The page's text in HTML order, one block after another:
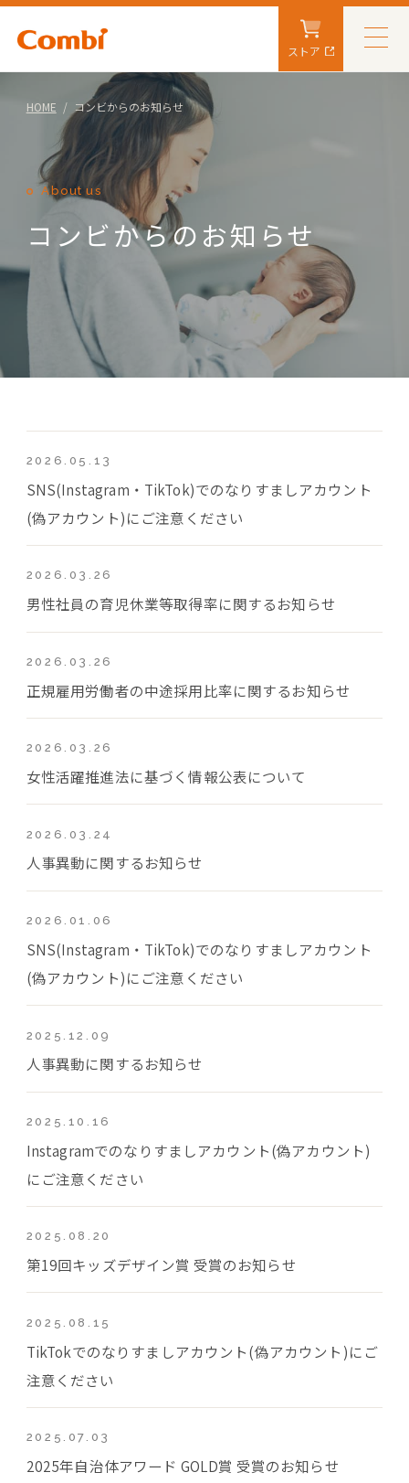
ストア
HOME コンビからのお知らせ
About us
コンビからのお知らせ
2026.05.13
SNS(Instagram・TikTok)でのなりすましアカウント
(偽アカウント)にご注意ください
2026.03.26
男性社員の育児休業等取得率に関するお知らせ
2026.03.26
正規雇用労働者の中途採用比率に関するお知らせ
2026.03.26
女性活躍推進法に基づく情報公表について
2026.03.24
人事異動に関するお知らせ
2026.01.06
SNS(Instagram・TikTok)でのなりすましアカウント
(偽アカウント)にご注意ください
2025.12.09
人事異動に関するお知らせ
2025.10.16
Instagramでのなりすましアカウント(偽アカウント)
にご注意ください
2025.08.20
第19回キッズデザイン賞 受賞のお知らせ
2025.08.15
TikTokでのなりすましアカウント(偽アカウント)にご
注意ください
2025.07.03
2025年自治体アワード GOLD賞 受賞のお知らせ